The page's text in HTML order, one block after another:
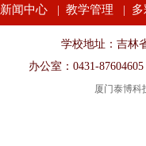
新闻中心 教学管理
学校地址：吉林
办公室：0431-
厦门泰博科